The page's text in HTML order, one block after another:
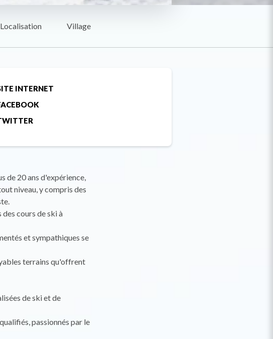
Localisation Village
INTERNET
de 20 ans d'expérience,
niveau, y compris des
cours de ski à
et sympathiques se
terrains qu'offrent
de ski et de
passionnés par le